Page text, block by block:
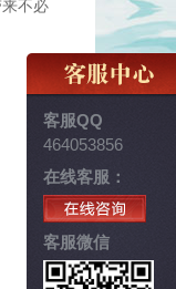
不必
客服QQ
464053856
在线客服：
客服微信